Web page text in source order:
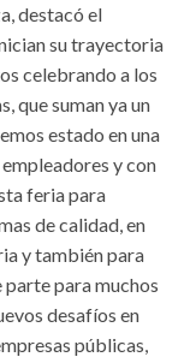
destacó el
su trayectoria
celebrando a los
que suman ya un
estado en una
y con
feria para
de calidad, en
y también para
parte para muchos
desafíos en
públicas,